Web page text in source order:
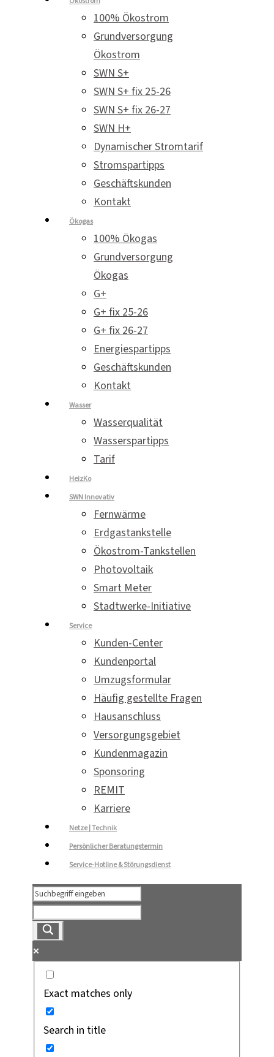
100% Ökostrom
Grundversorgung
Ökostrom
SWN S+
SWN S+ fix 25-26
SWN S+ fix 26-27
SWN H+
Dynamischer Stromtarif
Stromspartipps
Geschäftskunden
Kontakt
Ökogas
100% Ökogas
Grundversorgung
Ökogas
G+
G+ fix 25-26
G+ fix 26-27
Energiespartipps
Geschäftskunden
Kontakt
Wasser
Wasserqualität
Wasserspartipps
Tarif
HeizKo
SWN Innovativ
Fernwärme
Erdgastankstelle
Ökostrom-Tankstellen
Photovoltaik
Smart Meter
Stadtwerke-Initiative
Service
Kunden-Center
Kundenportal
Umzugsformular
Häufig gestellte Fragen
Hausanschluss
Versorgungsgebiet
Kundenmagazin
Sponsoring
REMIT
Karriere
Netze | Technik
Persönlicher Beratungstermin
Service-Hotline & Störungsdienst
Exact matches only
Search in title